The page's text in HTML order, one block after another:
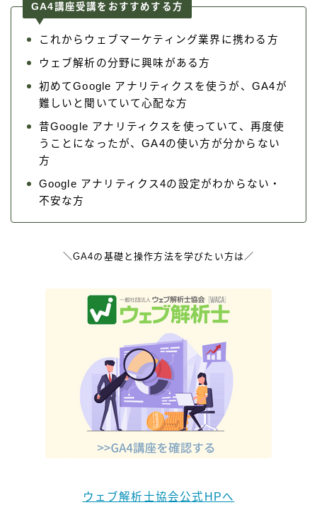
GA4講座受講をおすすめする方
これからウェブマーケティング業界に携わる方
ウェブ解析の分野に興味がある方
初めてGoogle アナリティクスを使うが、GA4が
難しいと聞いていて心配な方
昔Google アナリティクスを使っていて、再度使
うことになったが、GA4の使い方が分からない
方
Google アナリティクス4の設定がわからない・
不安な方
＼GA4の基礎と操作方法を学びたい方は／
ウェブ解析士協会公式HPへ